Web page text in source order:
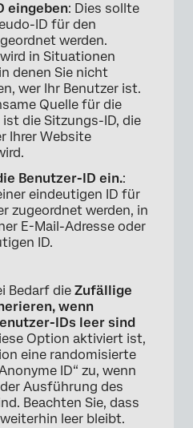
×
eingeben: Dies sollte
ID für den
werden.
in Situationen
denen Sie nicht
wer Ihr Benutzer ist.
Quelle für die
ist die Sitzungs-ID, die
Ihrer Website
Benutzer-ID ein.:
eindeutigen ID für
zugeordnet werden, in
E-Mail-Adresse oder
ID.
Bedarf die Zufällige
wenn
IDs leer sind
Option aktiviert ist,
eine randomisierte
ID“ zu, wenn
Ausführung des
Beachten Sie, dass
leer bleibt.